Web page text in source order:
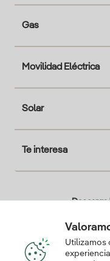
Gas
Movilidad Eléctrica
Solar
Te interesa
Descarga
Utilizamos